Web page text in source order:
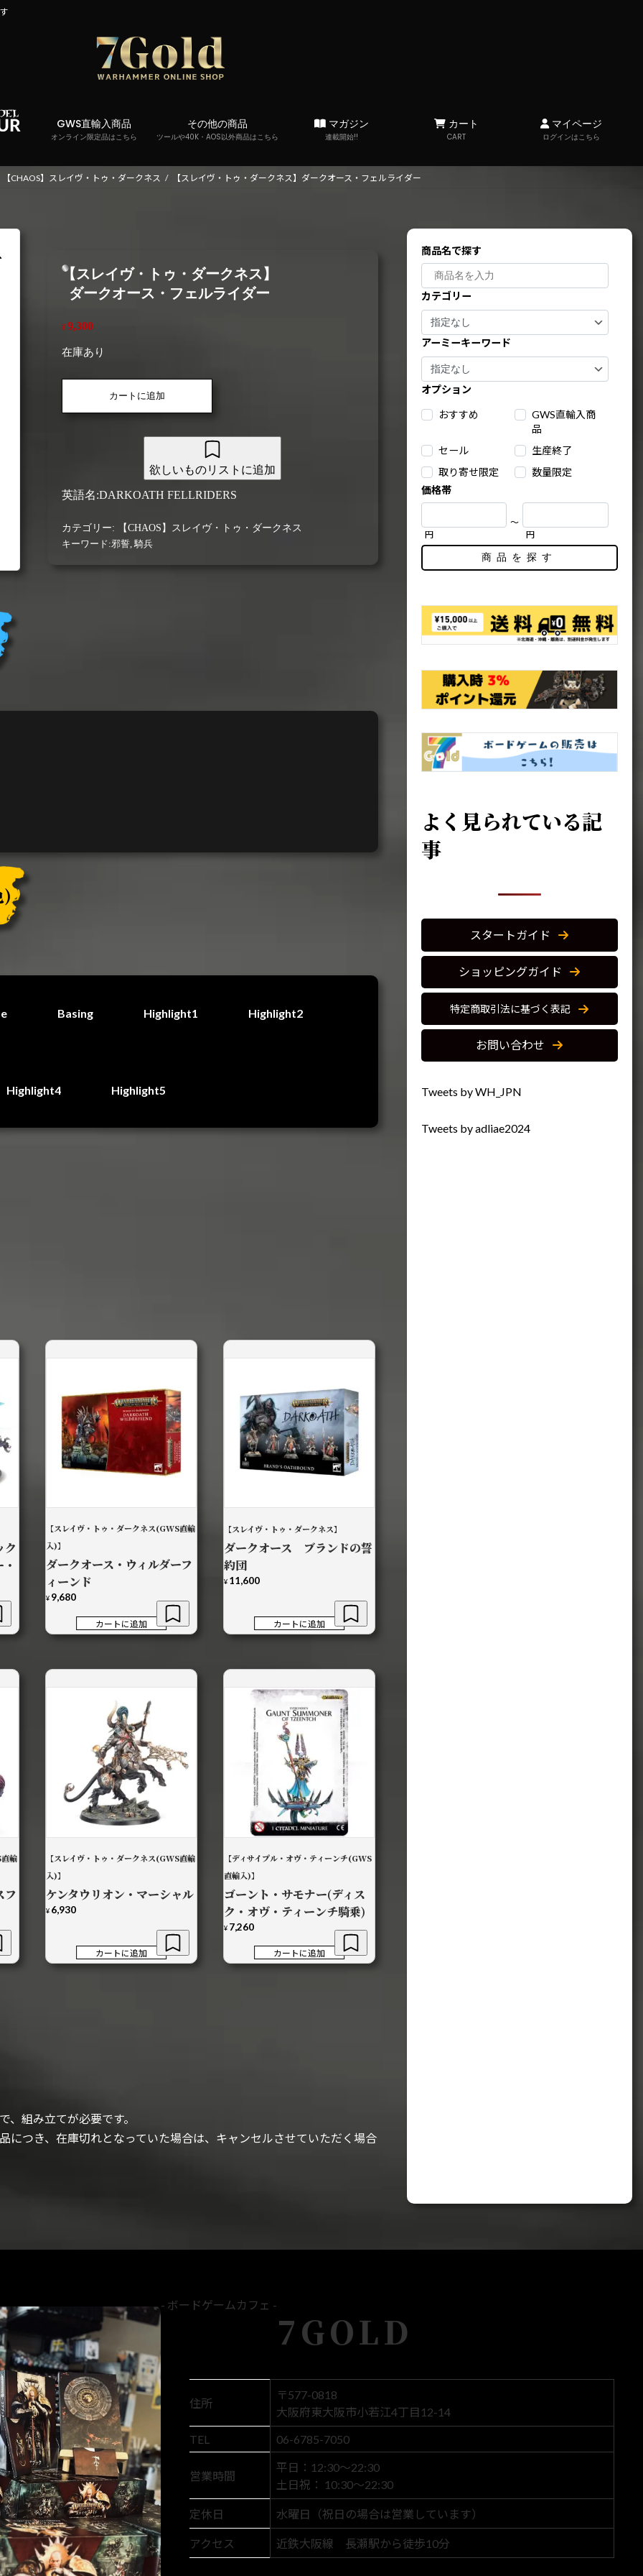
GWS直輸入商品
オンライン限定品はこちら
その他の商品
ツールや40K・AOS以外商品はこちら
マガジン
連載開始!!
カート
CART
マイページ
ログインはこちら
【CHAOS】スレイヴ・トゥ・ダークネス 【スレイヴ・トゥ・ダークネス】ダークオース・フェルライダー
【スレイヴ・トゥ・ダークネス】
ダークオース・フェルライダー
¥9,300
在庫あり
イ
ー
ス】
ダ
ー
カートに追加
欲しいものリストに追加
英語名:DARKOATH FELLRIDERS
カテゴリー: 【CHAOS】スレイヴ・トゥ・ダークネス
キーワード:邪誓,騎兵
)
Basing Highlight1 Highlight2
Highlight4 Highlight5
ク
【スレイヴ・トゥ・ダークネス(GWS直輸
入)】
ダークオース・ウィルダーフ
ィーンド
¥ 9,680
カートに追加
【スレイヴ・トゥ・ダークネス】
ダークオース ブランドの誓
約団
¥ 11,600
カートに追加
輸
フ
【スレイヴ・トゥ・ダークネス(GWS直輸
入)】
ケンタウリオン・マーシャル
¥ 6,930
カートに追加
【ディサイプル・オヴ・ティーンチ(GWS
直輸入)】
ゴーント・サモナー(ディス
ク・オヴ・ティーンチ騎乗)
¥ 7,260
カートに追加
組み立てが必要です。
つき、在庫切れとなっていた場合は、キャンセルさせていただく場合
商品名で探す
カテゴリー
アーミーキーワード
オプション
おすすめ
GWS直輸入商
品
セール
生産終了
取り寄せ限定
数量限定
価格帯
円
～
円
商品を探す
よく見られている記
事
スタートガイド
ショッピングガイド
特定商取引法に基づく表記
お問い合わせ
Tweets by WH_JPN
Tweets by adliae2024
- ボードゲームカフェ -
7GOLD
住所
〒577-0818
大阪府東大阪市小若江4丁目12-14
TEL
06-6785-7050
営業時間
平日：12:30～22:30
土日祝： 10:30～22:30
定休日 水曜日（祝日の場合は営業しています）
アクセス 近鉄大阪線 長瀬駅から徒歩10分